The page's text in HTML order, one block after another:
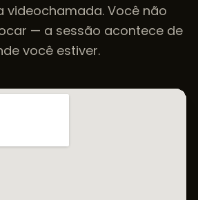
videochamada. Você não
— a sessão acontece de
você estiver.